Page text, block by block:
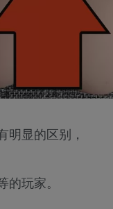
明显的区别，
玩家。